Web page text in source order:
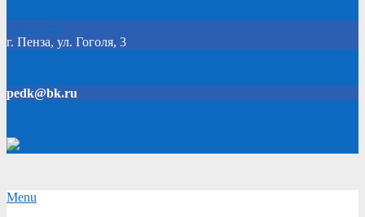
Click Here
г. Пенза, ул. Гоголя, 3
pedk@bk.ru
Secondary
Menu